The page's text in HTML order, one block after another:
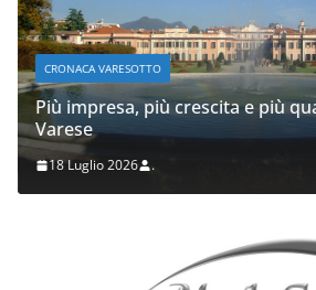
CRONACA VARESOTTO
Più impresa, più crescita e più
Varese
18 Luglio 2026 .